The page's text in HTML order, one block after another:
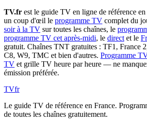
TV.fr est le guide TV en ligne de référence
un coup d'œil le programme TV complet du
soir à la TV sur toutes les chaînes, le
programme TV cet après-midi, le direct et le
gratuit. Chaînes TNT gratuites : TF1, France
C8, W9, TMC et bien d'autres. Programme
TV et grille TV heure par heure — ne
émission préférée.
TVfr
Le guide TV de référence en France.
de toutes les chaînes gratuitement.